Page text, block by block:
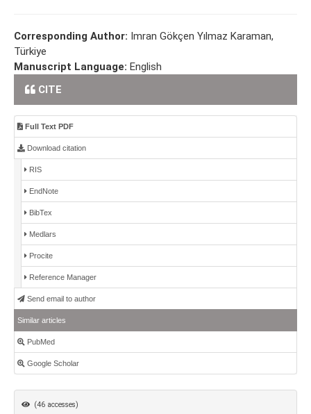
Corresponding Author: Imran Gökçen Yılmaz Karaman,
Türkiye
Manuscript Language: English
CITE
Full Text PDF
Download citation
RIS
EndNote
BibTex
Medlars
Procite
Reference Manager
Send email to author
Similar articles
PubMed
Google Scholar
(46 accesses)